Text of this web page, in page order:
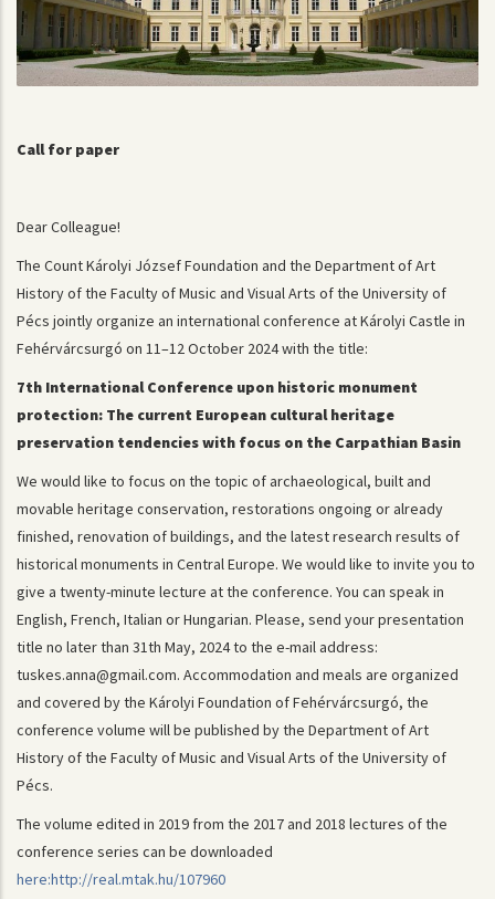
Call for paper
Dear Colleague!
The Count Károlyi József Foundation and the Department of Art
History of the Faculty of Music and Visual Arts of the University of
Pécs jointly organize an international conference at Károlyi Castle in
Fehérvárcsurgó on 11–12 October 2024 with the title:
7th International Conference upon historic monument
protection: The current European cultural heritage
preservation tendencies with focus on the Carpathian Basin
We would like to focus on the topic of archaeological, built and
movable heritage conservation, restorations ongoing or already
finished, renovation of buildings, and the latest research results of
historical monuments in Central Europe. We would like to invite you to
give a twenty-minute lecture at the conference. You can speak in
English, French, Italian or Hungarian. Please, send your presentation
title no later than 31th May, 2024 to the e-mail address:
tuskes.anna@gmail.com. Accommodation and meals are organized
and covered by the Károlyi Foundation of Fehérvárcsurgó, the
conference volume will be published by the Department of Art
History of the Faculty of Music and Visual Arts of the University of
Pécs.
The volume edited in 2019 from the 2017 and 2018 lectures of the
conference series can be downloaded
here:http://real.mtak.hu/107960